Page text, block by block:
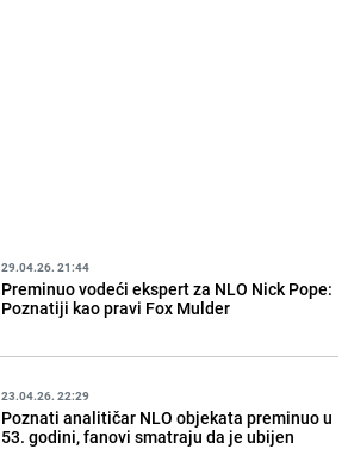
29.04.26. 21:44
Preminuo vodeći ekspert za NLO Nick Pope:
Poznatiji kao pravi Fox Mulder
23.04.26. 22:29
Poznati analitičar NLO objekata preminuo u
53. godini, fanovi smatraju da je ubijen